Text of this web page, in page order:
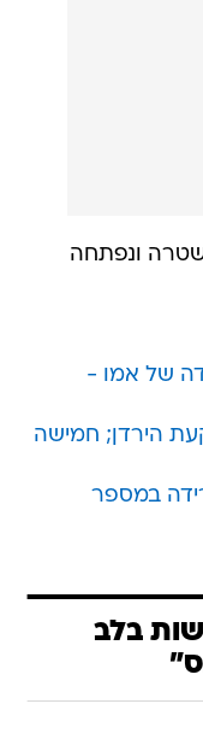
ונפתחה
של אמו -
בתאונה בכביש 90 בבקעת הירדן; חמישה
קשה: ירידה במספר
בלב